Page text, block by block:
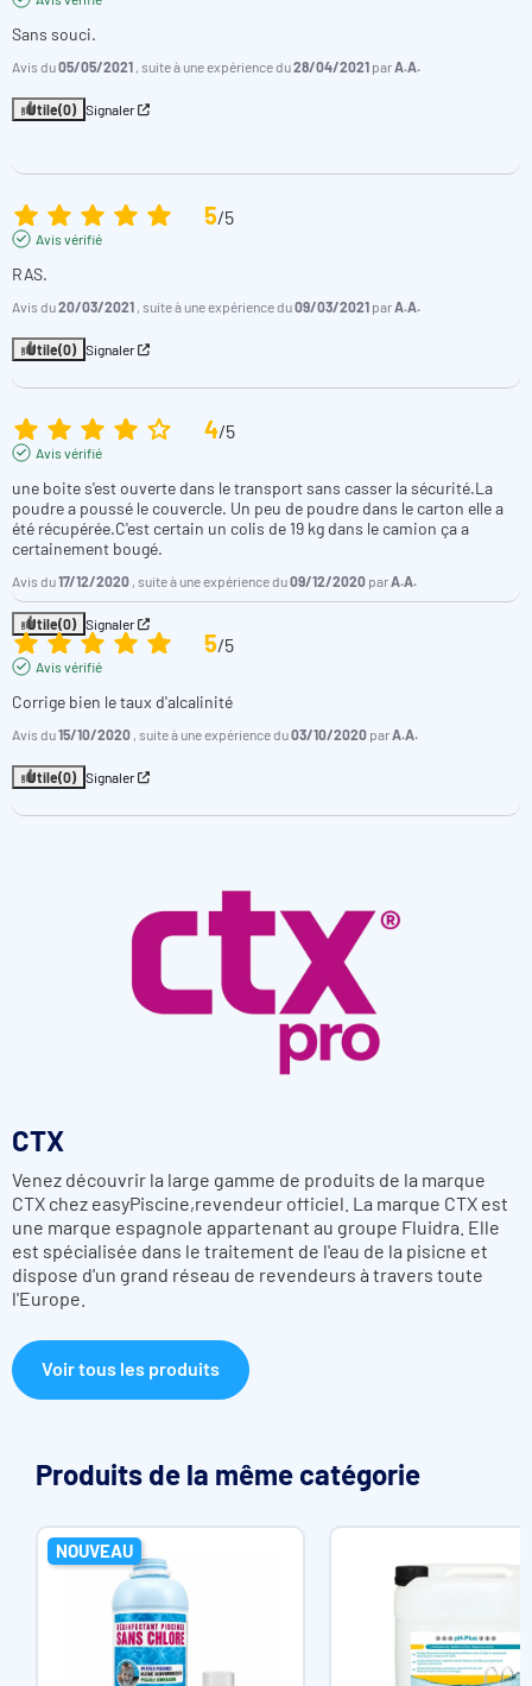
Sans souci.
Avis du05/05/2021 , suite à une expérience du28/04/2021 parA.A.
Utile(0) Signaler
5/5
Avis vérifié
RAS.
Avis du20/03/2021 , suite à une expérience du09/03/2021 parA.A.
Utile(0) Signaler
4/5
Avis vérifié
une boite s'est ouverte dans le transport sans casser la sécurité.La
poudre a poussé le couvercle. Un peu de poudre dans le carton elle a
été récupérée.C'est certain un colis de 19 kg dans le camion ça a
certainement bougé.
Avis du17/12/2020 , suite à une expérience du09/12/2020 parA.A.
Utile(0) Signaler
5/5
Avis vérifié
Corrige bien le taux d'alcalinité
Avis du15/10/2020 , suite à une expérience du03/10/2020 parA.A.
Utile(0) Signaler
CTX
Venez découvrir la large gamme de produits de la marque
CTX chez easyPiscine,revendeur officiel. La marque CTX est
une marque espagnole appartenant au groupe Fluidra. Elle
est spécialisée dans le traitement de l'eau de la pisicne et
dispose d'un grand réseau de revendeurs à travers toute
l'Europe.
Voir tous les produits
Produits de la même catégorie
NOUVEAU